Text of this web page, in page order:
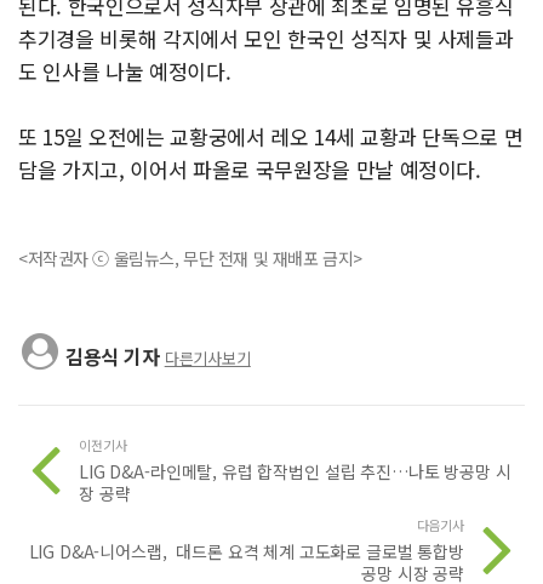
추기경을 비롯해 각지에서 모인 한국인 성직자 및 사제들과
도 인사를 나눌 예정이다.
또 15일 오전에는 교황궁에서 레오 14세 교황과 단독으로 면
담을 가지고, 이어서 파올로 국무원장을 만날 예정이다.
<저작권자 ⓒ 울림뉴스, 무단 전재 및 재배포 금지>
김용식 기자 다른기사보기
이전기사
LIG D&A-라인메탈, 유럽 합작법인 설립 추진…나토 방공망 시
장 공략
다음기사
LIG D&A-니어스랩, 대드론 요격 체계 고도화로 글로벌 통합방
공망 시장 공략